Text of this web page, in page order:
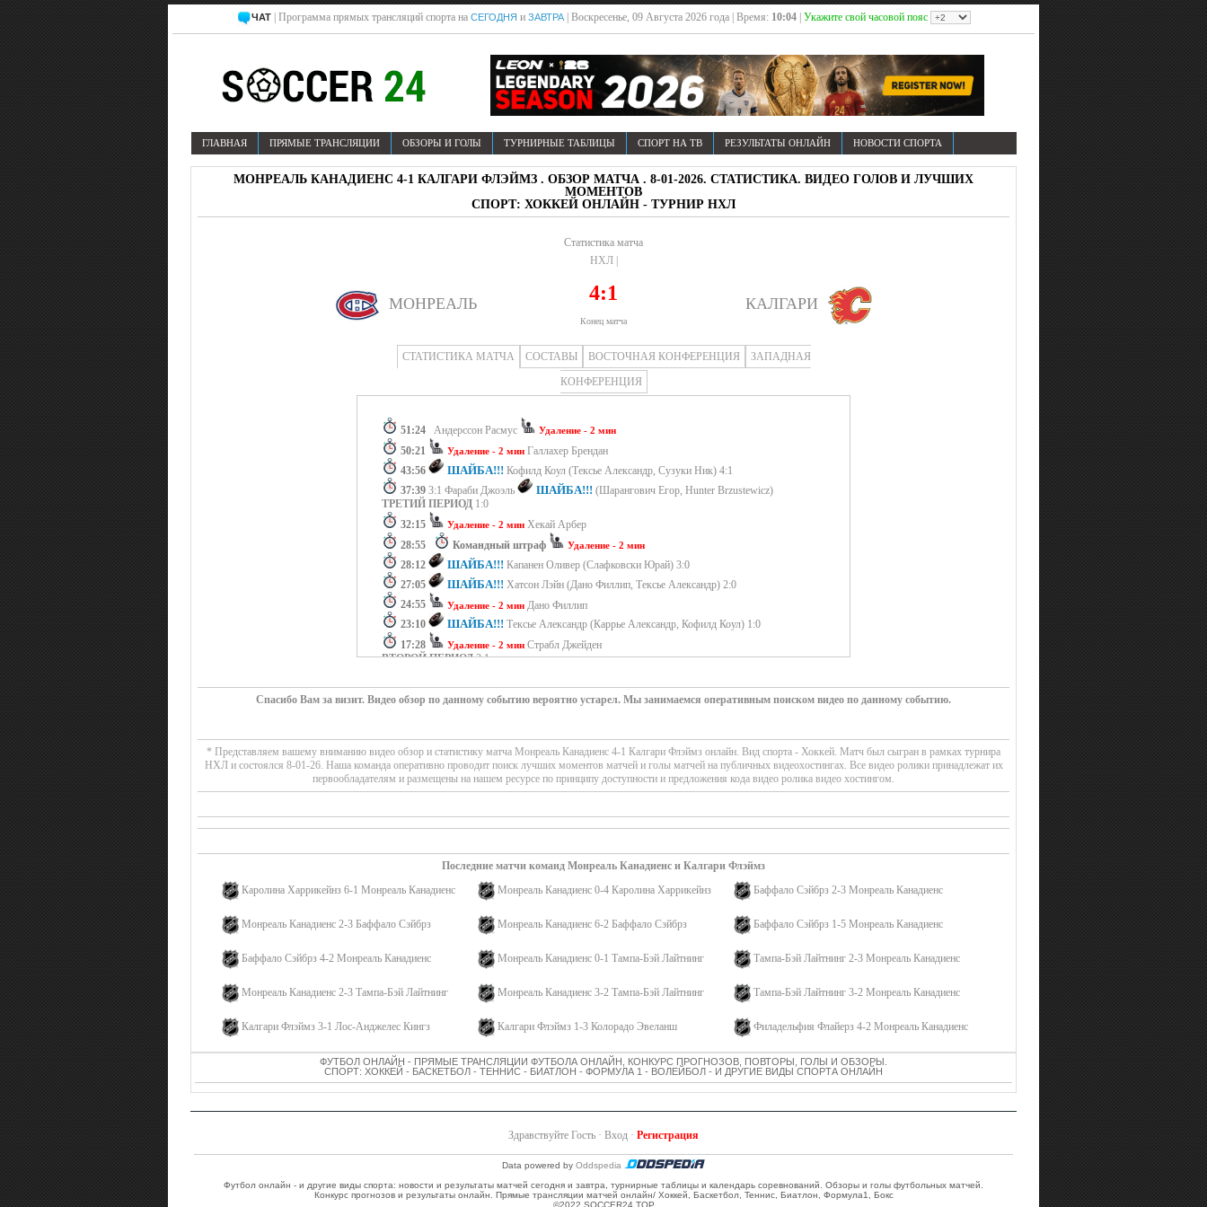
ЧАТ| Программа прямых трансляций спорта на СЕГОДНЯ и ЗАВТРА| Воскресенье, 09 Августа 2026 года | Время: 10:04| Укажите свой часовой пояс
ГЛАВНАЯ ПРЯМЫЕ ТРАНСЛЯЦИИ ОБЗОРЫ И ГОЛЫ ТУРНИРНЫЕ ТАБЛИЦЫ СПОРТ НА ТВ РЕЗУЛЬТАТЫ ОНЛАЙН НОВОСТИ СПОРТА
МОНРЕАЛЬ КАНАДИЕНС 4-1 КАЛГАРИ ФЛЭЙМЗ . ОБЗОР МАТЧА . 8-01-2026. СТАТИСТИКА. ВИДЕО ГОЛОВ И ЛУЧШИХ
МОМЕНТОВ
СПОРТ: ХОККЕЙ ОНЛАЙН - ТУРНИР НХЛ
Статистика матча
НХЛ |
МОНРЕАЛЬ 4:1
Конец матча
КАЛГАРИ
СТАТИСТИКА МАТЧА СОСТАВЫ ВОСТОЧНАЯ КОНФЕРЕНЦИЯ
ЗАПАДНАЯ
КОНФЕРЕНЦИЯ
51:24 Андерссон Расмус Удаление - 2 мин
50:21 Удаление - 2 мин Галлахер Брендан
43:56
ШАЙБА!!! Кофилд Коул (Тексье Александр, Сузуки Ник) 4:1
37:39 3:1 Фараби Джоэль ШАЙБА!!! (Шарангович Егор, Hunter Brzustewicz)
ТРЕТИЙ ПЕРИОД 1:0
32:15
Удаление - 2 мин Хекай Арбер
28:55
Командный штраф Удаление - 2 мин
28:12 ШАЙБА!!! Капанен Оливер (Слафковски Юрай) 3:0
27:05
ШАЙБА!!! Хатсон Лэйн (Дано Филлип, Тексье Александр) 2:0
24:55
Удаление - 2 мин Дано Филлип
23:10
ШАЙБА!!! Тексье Александр (Каррье Александр, Кофилд Коул) 1:0
17:28
Удаление - 2 мин Страбл Джейден
ВТОРОЙ ПЕРИОД3:1
ПЕРВЫЙ ПЕРИОД0:0
Спасибо Вам за визит. Видео обзор по данному событию вероятно устарел. Мы занимаемся оперативным поиском видео по данному событию.
* Представляем вашему вниманию видео обзор и статистику матча Монреаль Канадиенс 4-1 Калгари Флэймз онлайн. Вид спорта - Хоккей. Матч был сыгран в рамках турнира
НХЛ и состоялся 8-01-26. Наша команда оперативно проводит поиск лучших моментов матчей и голы матчей на публичных видеохостингах. Все видео ролики принадлежат их
первообладателям и размещены на нашем ресурсе по принципу доступности и предложения кода видео ролика видео хостингом.
Последние матчи команд Монреаль Канадиенс и Калгари Флэймз
Каролина Харрикейнз 6-1 Монреаль Канадиенс
Монреаль Канадиенс 0-4 Каролина Харрикейнз Баффало Сэйбрз 2-3 Монреаль Канадиенс
Монреаль Канадиенс 2-3 Баффало Сэйбрз Монреаль Канадиенс 6-2 Баффало Сэйбрз Баффало Сэйбрз 1-5 Монреаль Канадиенс
Баффало Сэйбрз 4-2 Монреаль Канадиенс Монреаль Канадиенс 0-1 Тампа-Бэй Лайтнинг Тампа-Бэй Лайтнинг 2-3 Монреаль Канадиенс
Монреаль Канадиенс 2-3 Тампа-Бэй Лайтнинг Монреаль Канадиенс 3-2 Тампа-Бэй Лайтнинг Тампа-Бэй Лайтнинг 3-2 Монреаль Канадиенс
Калгари Флэймз 3-1 Лос-Анджелес Кингз Калгари Флэймз 1-3 Колорадо Эвеланш Филадельфия Флайерз 4-2 Монреаль Канадиенс
ФУТБОЛ ОНЛАЙН - ПРЯМЫЕ ТРАНСЛЯЦИИ ФУТБОЛА ОНЛАЙН, КОНКУРС ПРОГНОЗОВ, ПОВТОРЫ, ГОЛЫ И ОБЗОРЫ.
СПОРТ: ХОККЕЙ - БАСКЕТБОЛ - ТЕННИС - БИАТЛОН - ФОРМУЛА 1 - ВОЛЕЙБОЛ - И ДРУГИЕ ВИДЫ СПОРТА ОНЛАЙН
Здравствуйте Гость · Вход · Регистрация
Data powered by Oddspedia
Футбол онлайн - и другие виды спорта: новости и результаты матчей сегодня и завтра, турнирные таблицы и календарь соревнований. Обзоры и голы футбольных матчей.
Конкурс прогнозов и результаты онлайн. Прямые трансляции матчей онлайн/ Хоккей, Баскетбол, Теннис, Биатлон, Формула1, Бокс
©2022 SOCCER24.TOP